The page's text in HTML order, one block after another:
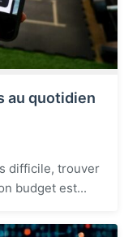
au quotidien
difficile, trouver
budget est...